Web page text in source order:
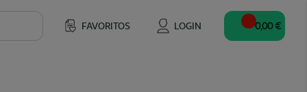
FAVORITOS LOGIN 0,00 €